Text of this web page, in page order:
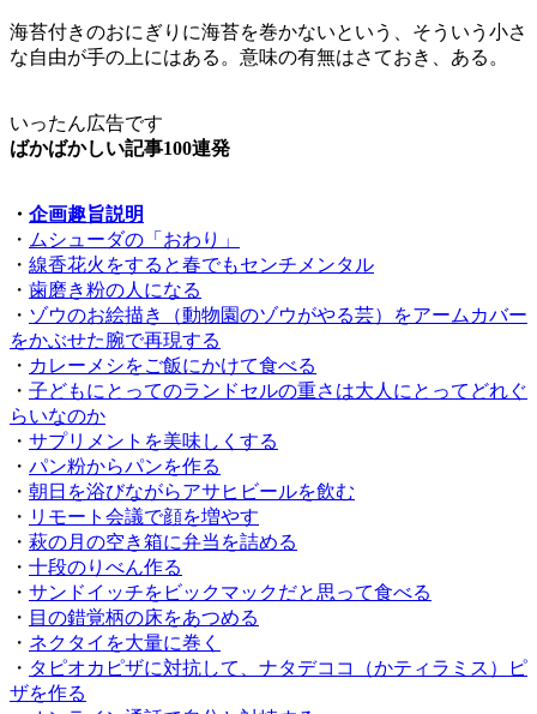
海苔付きのおにぎりに海苔を巻かないという、そういう小さ
な自由が手の上にはある。意味の有無はさておき、ある。
いったん広告です
ばかばかしい記事100連発
・ 企画趣旨説明
・ ムシューダの「おわり」
・ 線香花火をすると春でもセンチメンタル
・ 歯磨き粉の人になる
・ ゾウのお絵描き（動物園のゾウがやる芸）をアームカバー
をかぶせた腕で再現する
・ カレーメシをご飯にかけて食べる
・ 子どもにとってのランドセルの重さは大人にとってどれぐ
らいなのか
・ サプリメントを美味しくする
・ パン粉からパンを作る
・ 朝日を浴びながらアサヒビールを飲む
・ リモート会議で顔を増やす
・ 萩の月の空き箱に弁当を詰める
・ 十段のりべん作る
・ サンドイッチをビックマックだと思って食べる
・ 目の錯覚柄の床をあつめる
・ ネクタイを大量に巻く
・ タピオカピザに対抗して、ナタデココ（かティラミス）ピ
ザを作る